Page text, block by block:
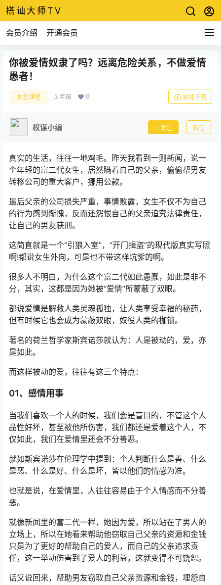
搭讪大师TV
会员介绍 开通会员
你被爱情奴隶了吗？远离危险关系，不做爱情
愚者！
女生课程 3 年前 0 前往下载
权谋小编 关注 私信
真实的生活，往往一地鸡毛。昨天我看到一则新闻，说一
个年轻的富二代女生，居然瞒着自己的父亲，偷偷帮男友
转移公司的重大客户，挪用公款。
最后父亲的公司损失严重，事情败露，女生不仅不为自己
的行为感到惭愧，反而还怨恨自己的父亲追究法律责任，
让自己的男友获刑。
这简直就是一个“引狼入室”，“开门揖盗”的现代版真实写照
啊!都说女生外向，可是也不带这样坑爹的啊。
很多人不明白，为什么这个富二代如此愚蠢，如此是非不
分，其实，这都是因为她被“爱情”所蒙蔽了双眼。
都说爱情是解救人类灵魂孤独，让人类享受幸福的秘药，
但有时候它也会成为蒙蔽双眼，奴役人类的枷锁。
著名的荷兰哲学家斯宾诺莎就认为：人是被动的，爱，亦
是如此。
而这样被动的爱，往往有这三个特点：
01、感情用事
当我们喜欢一个人的时候，我们会是盲目的，不管这个人
品性好坏，甚至被他所伤害，我们都还是爱着这个人，不
仅如此，我们在爱情里还会不分善恶。
就如斯宾诺莎在伦理学中提到：个人判断什么是善、什么
是恶、什么是好、什么是坏，皆以他们的情感为准。
也就是说，在爱情里，人往往容易由于个人情感而不分善
恶。
就像新闻里的富二代一样，她因为爱，所以站在了男人的
立场上，所以在她看来帮助他窃取自己父亲的资源和金钱
只是为了更好的帮助自己的爱人，而自己的父亲追求责
任，这一举动伤害到了爱人的利益，这就变得不可饶恕。
话又说回来，帮助男友窃取自己父亲资源和金钱，埋怨自